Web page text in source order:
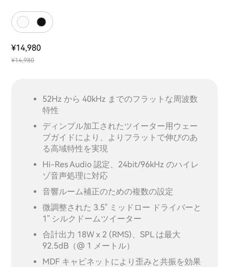
¥14,980
¥14,980
52Hz から 40kHz までのフラットな周波数
特性
ディンプル加工されたツイーター用ウェー
ブガイドにより、よりフラットで伸びのあ
る高域特性を実現
Hi-Res Audio 認定、24bit/96kHz のハイレ
ゾ音声処理に対応
音響ルーム補正のための複数の設定
微調整された 3.5" ミッドロー ドライバーと
1" シルクドームツイーター
合計出力 18W x 2 (RMS)、SPL は最大
92.5dB（@ 1 メートル）
MDF キャビネットにより歪みと共振を効果